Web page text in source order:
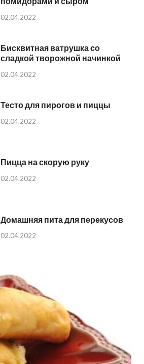
02.04.2022
Бисквитная ватрушка со
сладкой творожной начинкой
02.04.2022
Тесто для пирогов и пиццы
02.04.2022
Пицца на скорую руку
02.04.2022
Домашняя пита для перекусов
02.04.2022